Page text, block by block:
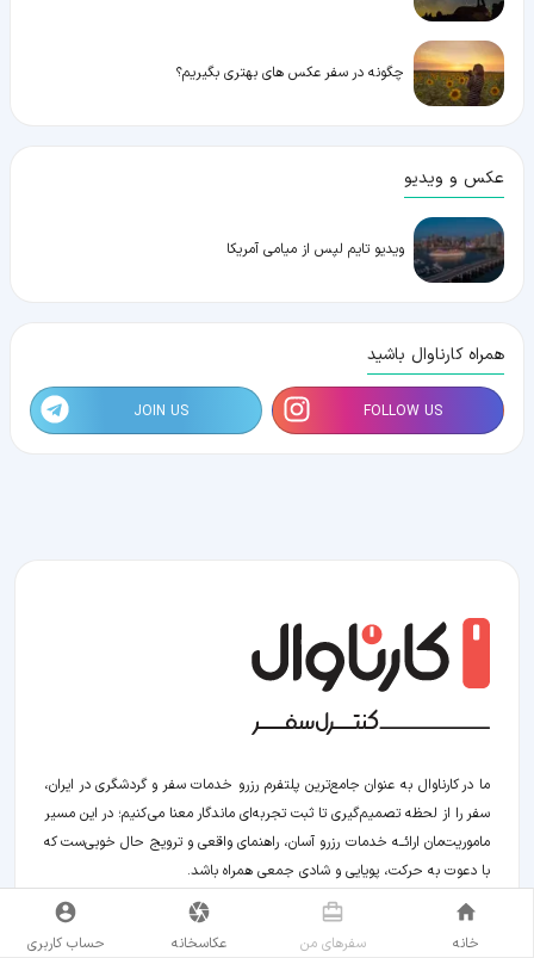
چگونه در سفر عکس های بهتری بگیریم؟
عکس و ویدیو
ویدیو تایم لپس از میامی آمریکا
همراه کارناوال باشید
FOLLOW US
JOIN US
ما در کارناوال به عنوان جامع‌ترین پلتفرم رزرو خدمات سفر و گردشگری در ایران،
سفر را از لحظه‌ تصمیم‌گیری تا ثبت تجربه‌ای ماندگار معنا می‌کنیم؛ در این مسیر‍
ماموریت‌مان اراﺋــﻪ خدمات رزرو آسان، راهنمای واقعی و ترویج حال خوبی‌ست که
با دعوت به حرکت، پویایی و شادی جمعی همراه باشد.
خانه سفر‌های من عکاسخانه حساب کاربری